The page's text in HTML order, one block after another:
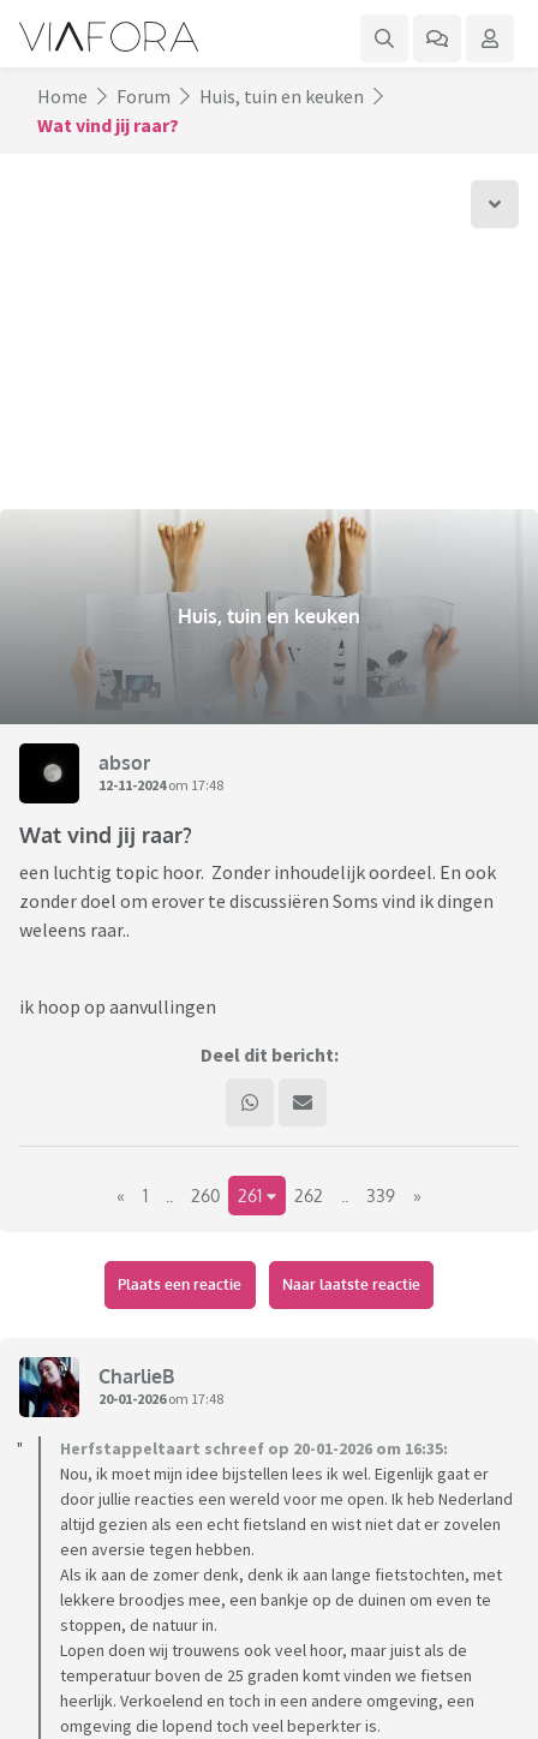
Home Forum
Huis, tuin en keuken
Wat vind jij raar?
Huis, tuin en keuken
absor
12-11-2024om 17:48
Wat vind jij raar?
een luchtig topic hoor. Zonder inhoudelijk oordeel. En ook
zonder doel om erover te discussiëren Soms vind ik dingen
weleens raar..
ik hoop op aanvullingen
Deel dit bericht:
« 1 260 261 262 339 »
Plaats een reactie Naar laatste reactie
CharlieB
20-01-2026om 17:48
Herfstappeltaart schreef op 20-01-2026 om 16:35:
Nou, ik moet mijn idee bijstellen lees ik wel. Eigenlijk gaat er
door jullie reacties een wereld voor me open. Ik heb Nederland
altijd gezien als een echt fietsland en wist niet dat er zovelen
een aversie tegen hebben.
Als ik aan de zomer denk, denk ik aan lange fietstochten, met
lekkere broodjes mee, een bankje op de duinen om even te
stoppen, de natuur in.
Lopen doen wij trouwens ook veel hoor, maar juist als de
temperatuur boven de 25 graden komt vinden we fietsen
heerlijk. Verkoelend en toch in een andere omgeving, een
omgeving die lopend toch veel beperkter is.